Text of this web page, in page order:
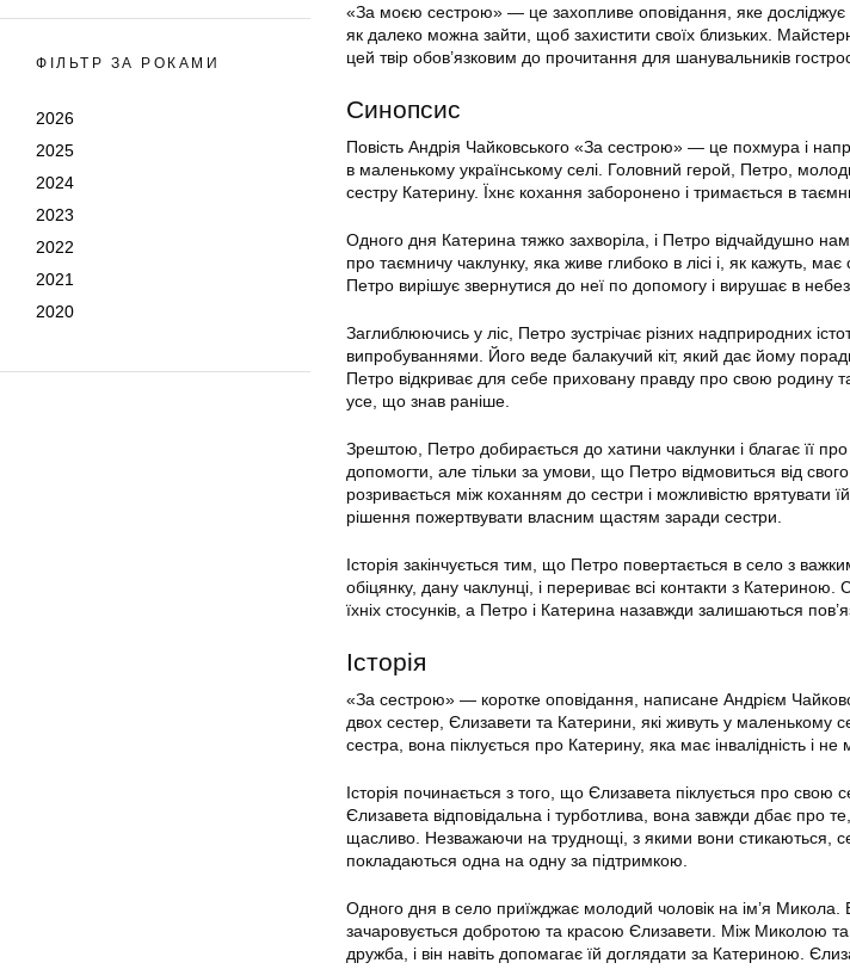
ФІЛЬТР ЗА РОКАМИ
2026
2025
2024
2023
2022
2021
2020
«За моєю сестрою» — це захопливе оповідання, яке досліджує
як далеко можна зайти, щоб захистити своїх близьких.
цей твір обов’язковим до прочитання для шанувальників
Синопсис
Повість Андрія Чайковського «За сестрою» — це похмура і
в маленькому українському селі. Головний герой, Петро,
сестру Катерину. Їхнє кохання заборонено і тримається в
Одного дня Катерина тяжко захворіла, і Петро відчайдушно
про таємничу чаклунку, яка живе глибоко в лісі і, як кажуть,
Петро вирішує звернутися до неї по допомогу і вирушає в
Заглиблюючись у ліс, Петро зустрічає різних надприродних
випробуваннями. Його веде балакучий кіт, який дає йому
Петро відкриває для себе приховану правду про свою родину
усе, що знав раніше.
Зрештою, Петро добирається до хатини чаклунки і благає її
допомогти, але тільки за умови, що Петро відмовиться від
розривається між коханням до сестри і можливістю врятувати
рішення пожертвувати власним щастям заради сестри.
Історія закінчується тим, що Петро повертається в село з
обіцянку, дану чаклунці, і перериває всі контакти з
їхніх стосунків, а Петро і Катерина назавжди залишаються
Історія
«За сестрою» — коротке оповідання, написане Андрієм
двох сестер, Єлизавети та Катерини, які живуть у маленькому
сестра, вона піклується про Катерину, яка має інвалідність і
Історія починається з того, що Єлизавета піклується про свою
Єлизавета відповідальна і турботлива, вона завжди дбає про
щасливо. Незважаючи на труднощі, з якими вони стикаються,
покладаються одна на одну за підтримкою.
Одного дня в село приїжджає молодий чоловік на ім’я Микола.
зачаровується добротою та красою Єлизавети. Між Миколою та
дружба, і він навіть допомагає їй доглядати за Катериною.